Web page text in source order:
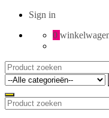
Sign in
0
Search
for:
Search
for: